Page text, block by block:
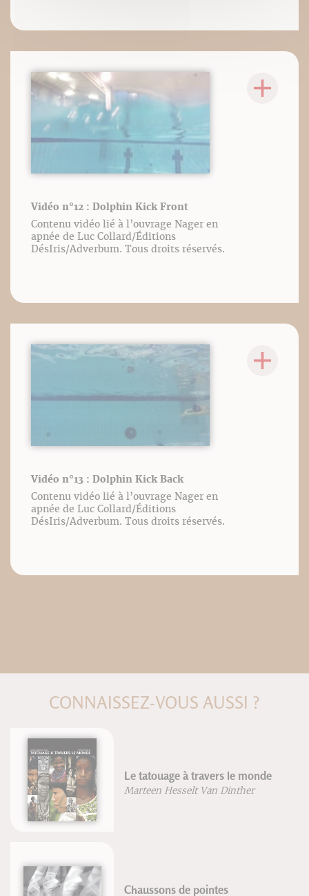
Vidéo n°12 : Dolphin Kick Front
Contenu vidéo lié à l’ouvrage Nager en
apnée de Luc Collard/Éditions
DésIris/Adverbum. Tous droits réservés.
Vidéo n°13 : Dolphin Kick Back
Contenu vidéo lié à l’ouvrage Nager en
apnée de Luc Collard/Éditions
DésIris/Adverbum. Tous droits réservés.
CONNAISSEZ-VOUS AUSSI ?
Miyamoto Musashi - nouvelle
édition
Kenji Tokitsu
Respiration